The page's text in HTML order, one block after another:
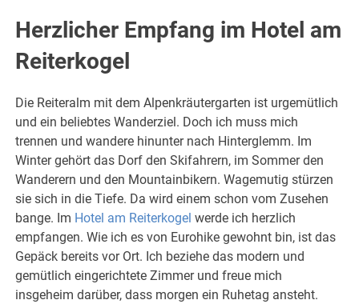
Herzlicher Empfang im Hotel am
Reiterkogel
Die Reiteralm mit dem Alpenkräutergarten ist urgemütlich
und ein beliebtes Wanderziel. Doch ich muss mich
trennen und wandere hinunter nach Hinterglemm. Im
Winter gehört das Dorf den Skifahrern, im Sommer den
Wanderern und den Mountainbikern. Wagemutig stürzen
sie sich in die Tiefe. Da wird einem schon vom Zusehen
bange. Im Hotel am Reiterkogel werde ich herzlich
empfangen. Wie ich es von Eurohike gewohnt bin, ist das
Gepäck bereits vor Ort. Ich beziehe das modern und
gemütlich eingerichtete Zimmer und freue mich
insgeheim darüber, dass morgen ein Ruhetag ansteht.